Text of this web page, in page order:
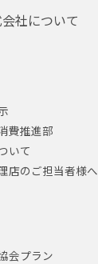
社について
費推進部
いて
店のご担当者様へ
会プラン